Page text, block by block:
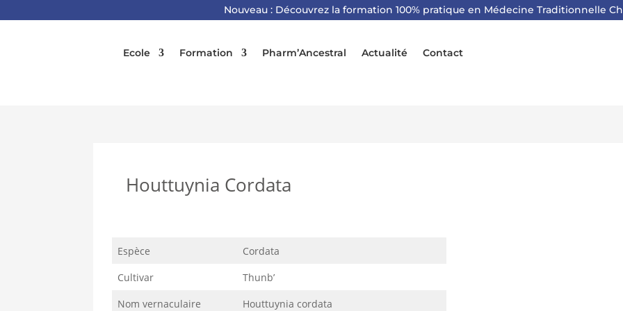
Nouveau : Découvrez la formation 100% pratique en Médecine Traditionnelle
Ecole Formation Pharm’Ancestral Actualité Contact
Houttuynia Cordata
Espèce
Cordata
Cultivar
Thunb’
Nom vernaculaire
Houttuynia cordata